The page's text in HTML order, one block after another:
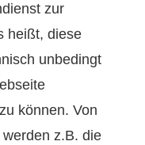
zur
heißt, diese
unbedingt
können. Von
z.B. die